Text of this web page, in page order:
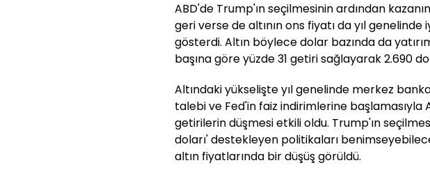
ABD'de Trump'ın seçilmesinin ardından
geri verse de altının ons fiyatı da yıl
gösterdi. Altın böylece dolar bazında da
başına göre yüzde 31 getiri sağlayarak 2.690
Altındaki yükselişte yıl genelinde merkez
talebi ve Fed'in faiz indirimlerine başlamasıyla
getirilerin düşmesi etkili oldu. Trump'ın
doları' destekleyen politikaları
altın fiyatlarında bir düşüş görüldü.